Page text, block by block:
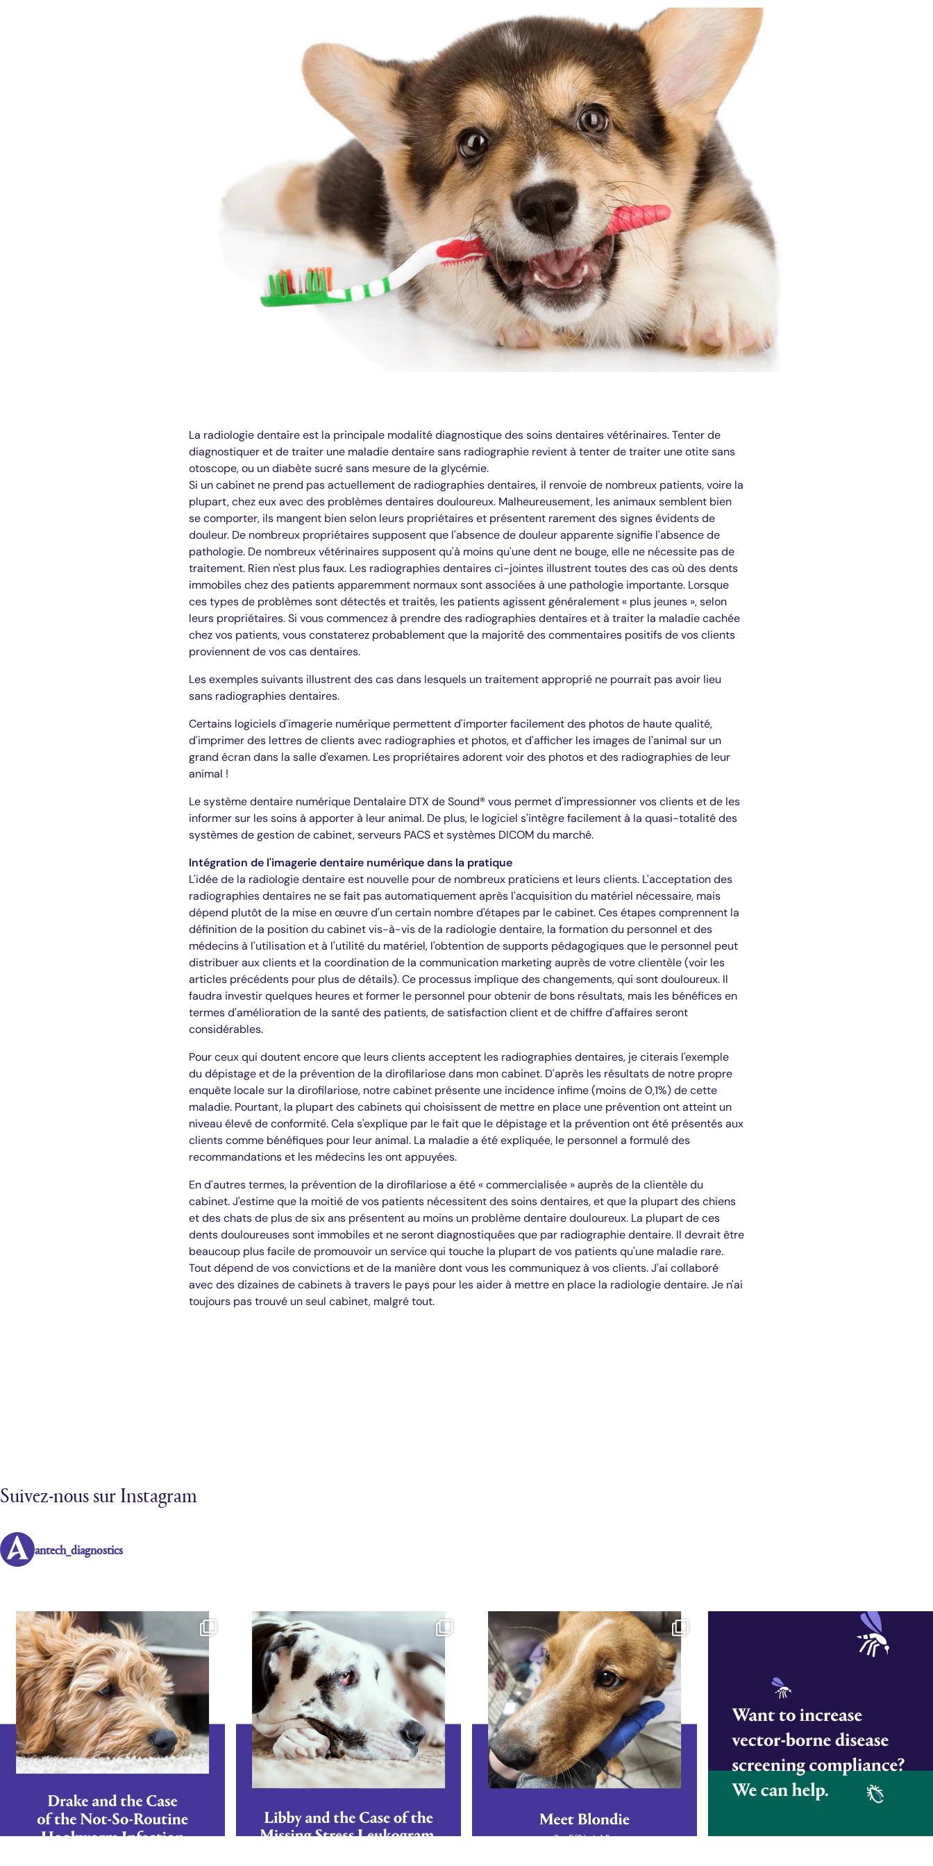
La radiologie dentaire est la principale modalité diagnostique des soins dentaires vétérinaires. Tenter de
diagnostiquer et de traiter une maladie dentaire sans radiographie revient à tenter de traiter une otite sans
otoscope, ou un diabète sucré sans mesure de la glycémie.
Si un cabinet ne prend pas actuellement de radiographies dentaires, il renvoie de nombreux patients, voire la
plupart, chez eux avec des problèmes dentaires douloureux. Malheureusement, les animaux semblent bien
se comporter, ils mangent bien selon leurs propriétaires et présentent rarement des signes évidents de
douleur. De nombreux propriétaires supposent que l'absence de douleur apparente signifie l'absence de
pathologie. De nombreux vétérinaires supposent qu'à moins qu'une dent ne bouge, elle ne nécessite pas de
traitement. Rien n'est plus faux. Les radiographies dentaires ci-jointes illustrent toutes des cas où des dents
immobiles chez des patients apparemment normaux sont associées à une pathologie importante. Lorsque
ces types de problèmes sont détectés et traités, les patients agissent généralement « plus jeunes », selon
leurs propriétaires. Si vous commencez à prendre des radiographies dentaires et à traiter la maladie cachée
chez vos patients, vous constaterez probablement que la majorité des commentaires positifs de vos clients
proviennent de vos cas dentaires.
Les exemples suivants illustrent des cas dans lesquels un traitement approprié ne pourrait pas avoir lieu
sans radiographies dentaires.
Certains logiciels d'imagerie numérique permettent d'importer facilement des photos de haute qualité,
d'imprimer des lettres de clients avec radiographies et photos, et d'afficher les images de l'animal sur un
grand écran dans la salle d'examen. Les propriétaires adorent voir des photos et des radiographies de leur
animal !
Le système dentaire numérique Dentalaire DTX de Sound® vous permet d'impressionner vos clients et de les
informer sur les soins à apporter à leur animal. De plus, le logiciel s'intègre facilement à la quasi-totalité des
systèmes de gestion de cabinet, serveurs PACS et systèmes DICOM du marché.
Intégration de l'imagerie dentaire numérique dans la pratique
L'idée de la radiologie dentaire est nouvelle pour de nombreux praticiens et leurs clients. L'acceptation des
radiographies dentaires ne se fait pas automatiquement après l'acquisition du matériel nécessaire, mais
dépend plutôt de la mise en œuvre d'un certain nombre d'étapes par le cabinet. Ces étapes comprennent la
définition de la position du cabinet vis-à-vis de la radiologie dentaire, la formation du personnel et des
médecins à l'utilisation et à l'utilité du matériel, l'obtention de supports pédagogiques que le personnel peut
distribuer aux clients et la coordination de la communication marketing auprès de votre clientèle (voir les
articles précédents pour plus de détails). Ce processus implique des changements, qui sont douloureux. Il
faudra investir quelques heures et former le personnel pour obtenir de bons résultats, mais les bénéfices en
termes d'amélioration de la santé des patients, de satisfaction client et de chiffre d'affaires seront
considérables.
Pour ceux qui doutent encore que leurs clients acceptent les radiographies dentaires, je citerais l'exemple
du dépistage et de la prévention de la dirofilariose dans mon cabinet. D'après les résultats de notre propre
enquête locale sur la dirofilariose, notre cabinet présente une incidence infime (moins de 0,1%) de cette
maladie. Pourtant, la plupart des cabinets qui choisissent de mettre en place une prévention ont atteint un
niveau élevé de conformité. Cela s'explique par le fait que le dépistage et la prévention ont été présentés aux
clients comme bénéfiques pour leur animal. La maladie a été expliquée, le personnel a formulé des
recommandations et les médecins les ont appuyées.
En d'autres termes, la prévention de la dirofilariose a été « commercialisée » auprès de la clientèle du
cabinet. J'estime que la moitié de vos patients nécessitent des soins dentaires, et que la plupart des chiens
et des chats de plus de six ans présentent au moins un problème dentaire douloureux. La plupart de ces
dents douloureuses sont immobiles et ne seront diagnostiquées que par radiographie dentaire. Il devrait être
beaucoup plus facile de promouvoir un service qui touche la plupart de vos patients qu'une maladie rare.
Tout dépend de vos convictions et de la manière dont vous les communiquez à vos clients. J'ai collaboré
avec des dizaines de cabinets à travers le pays pour les aider à mettre en place la radiologie dentaire. Je n'ai
toujours pas trouvé un seul cabinet, malgré tout.
Suivez-nous sur Instagram
antech_diagnostics